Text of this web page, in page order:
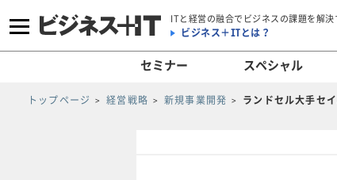
ITと経営の融合でビジネスの課題を解決
ビジネス＋ITとは？
セミナー スペシャル
トップページ 経営戦略 新規事業開発 ランドセル大手セ